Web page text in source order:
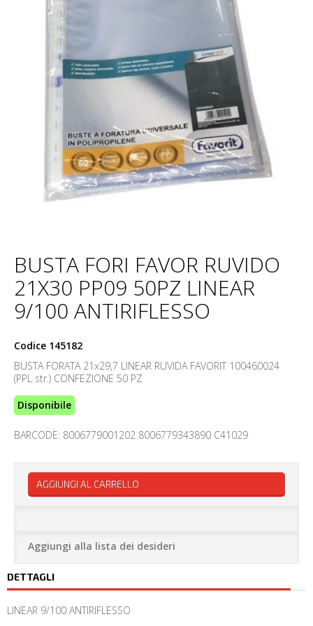
BUSTA FORI FAVOR RUVIDO
21X30 PP09 50PZ LINEAR
9/100 ANTIRIFLESSO
Codice 145182
BUSTA FORATA 21x29,7 LINEAR RUVIDA FAVORIT 100460024
(PPL str.) CONFEZIONE 50 PZ
Disponibile
BARCODE: 8006779001202 8006779343890 C41029
AGGIUNGI AL CARRELLO
Aggiungi alla lista dei desideri
DETTAGLI
LINEAR 9/100 ANTIRIFLESSO